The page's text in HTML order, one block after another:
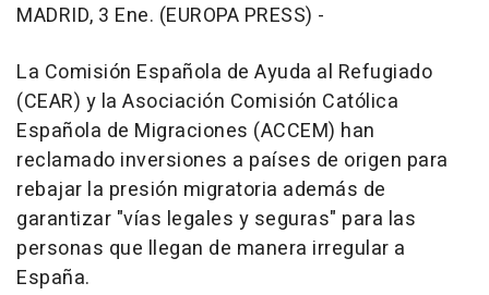
MADRID, 3 Ene. (EUROPA PRESS) -
La Comisión Española de Ayuda al Refugiado
(CEAR) y la Asociación Comisión Católica
Española de Migraciones (ACCEM) han
reclamado inversiones a países de origen para
rebajar la presión migratoria además de
garantizar "vías legales y seguras" para las
personas que llegan de manera irregular a
España.